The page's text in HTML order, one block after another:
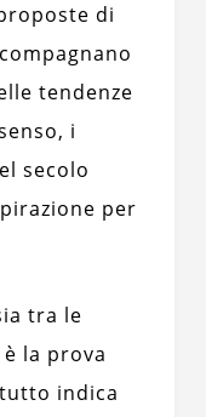
di
tendenze
i
secolo
per
tra le
la prova
indica